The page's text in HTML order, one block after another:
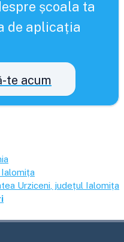
școala ta
de aplicația
te acum
Ialomița
Urziceni , județul Ialomița